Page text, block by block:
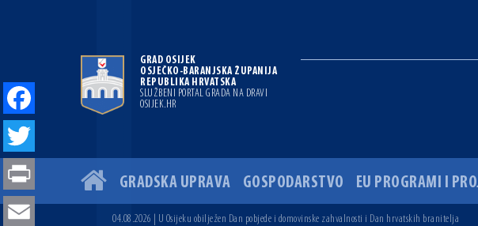
GRAD OSIJEK
OSJEČKO-BARANJSKA ŽUPANIJA
REPUBLIKA HRVATSKA
SLUŽBENI PORTAL GRADA NA DRAVI
OSIJEK.HR
GRADSKA UPRAVA GOSPODARSTVO EU PROGRAMI I
04.08.2026 | U Osijeku obilježen Dan pobjede i domovinske zahvalnosti i Dan hrvatskih branitelja
Facebook
Twitter
Print